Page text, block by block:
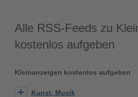
Alle RSS-Feeds zu
kostenlos aufgeben
Kleinanzeigen kostenlos aufgeben
Kunst, Musik